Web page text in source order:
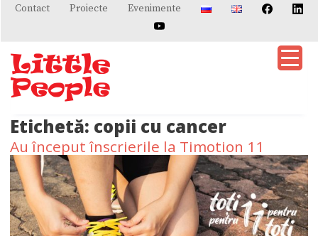
SkipContact Proiecte Evenimente
Etichetă: copii cu cancer
Au început înscrierile la Timotion 11